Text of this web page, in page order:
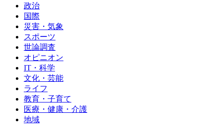
政治
国際
災害・気象
スポーツ
世論調査
オピニオン
IT・科学
文化・芸能
ライフ
教育・子育て
医療・健康・介護
地域